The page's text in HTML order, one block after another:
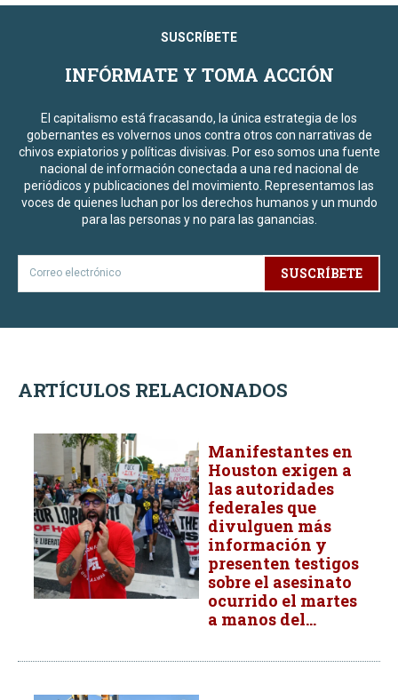
SUSCRÍBETE
INFÓRMATE Y TOMA ACCIÓN
El capitalismo está fracasando, la única estrategia de los
gobernantes es volvernos unos contra otros con narrativas de
chivos expiatorios y políticas divisivas. Por eso somos una fuente
nacional de información conectada a una red nacional de
periódicos y publicaciones del movimiento. Representamos las
voces de quienes luchan por los derechos humanos y un mundo
para las personas y no para las ganancias.
SUSCRÍBETE
ARTÍCULOS RELACIONADOS
Manifestantes en
Houston exigen a
las autoridades
federales que
divulguen más
información y
presenten testigos
sobre el asesinato
ocurrido el martes
a manos del...